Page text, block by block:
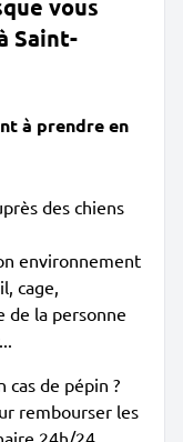
vous
Saint-
à prendre en
des chiens
environnement
cage,
de la personne
cas de pépin ?
rembourser les
24h/24,